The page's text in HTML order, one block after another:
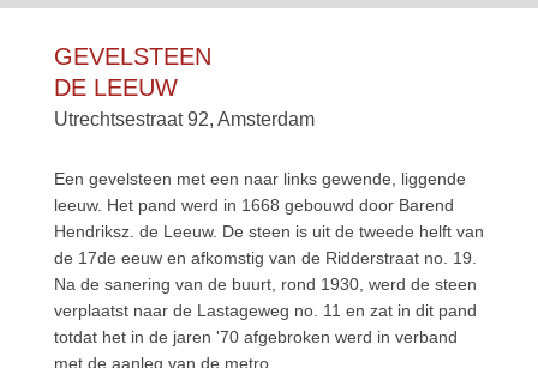
GEVELSTEEN
DE LEEUW
Utrechtsestraat 92, Amsterdam
Een gevelsteen met een naar links gewende, liggende
leeuw. Het pand werd in 1668 gebouwd door Barend
Hendriksz. de Leeuw. De steen is uit de tweede helft van
de 17de eeuw en afkomstig van de Ridderstraat no. 19.
Na de sanering van de buurt, rond 1930, werd de steen
verplaatst naar de Lastageweg no. 11 en zat in dit pand
totdat het in de jaren '70 afgebroken werd in verband
met de aanleg van de metro.